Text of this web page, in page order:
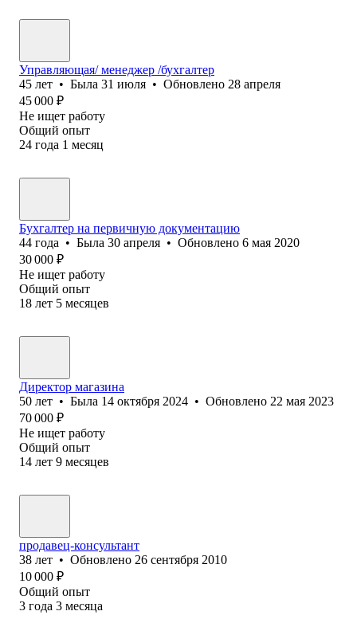
Управляющая/ менеджер /бухгалтер
45 лет • Была 31 июля • Обновлено 28 апреля
45 000 ₽
Не ищет работу
Общий опыт
24 года 1 месяц
Бухгалтер на первичную документацию
44 года • Была 30 апреля • Обновлено 6 мая 2020
30 000 ₽
Не ищет работу
Общий опыт
18 лет 5 месяцев
Директор магазина
50 лет • Была 14 октября 2024 • Обновлено 22 мая 2023
70 000 ₽
Не ищет работу
Общий опыт
14 лет 9 месяцев
продавец-консультант
38 лет • Обновлено 26 сентября 2010
10 000 ₽
Общий опыт
3 года 3 месяца